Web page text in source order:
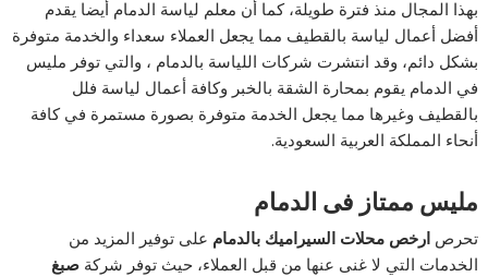
بهذا المجال منذ فترة طويلة، كما أن معلم لياسة الدمام أيضا يقدم
أفضل أعمال لياسة بالقطيف مما يجعل العملاء سعداء والخدمة متوفرة
بشكل دائم، وقد انتشرت شركات اللياسة بالدمام ، والتي توفر مليس
في الدمام يقوم بمحارة الشقة بالخبر وكافة أعمال لياسة فلل
بالقطيف وغيرها مما يجعل الخدمة متوفرة بصورة مستمرة في كافة
أنحاء المملكة العربية السعودية.
مليس ممتاز فى الدمام
تحرصارخص محلات السيراميك بالدمام على توفير المزيد من
الخدمات التي لا غنى عنها من قبل العملاء، حيث توفر شركةصبغ